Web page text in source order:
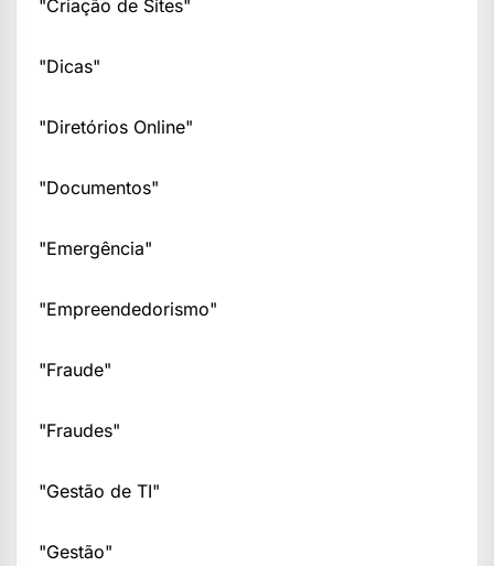
"Criação de Sites"
"Dicas"
"Diretórios Online"
"Documentos"
"Emergência"
"Empreendedorismo"
"Fraude"
"Fraudes"
"Gestão de TI"
"Gestão"